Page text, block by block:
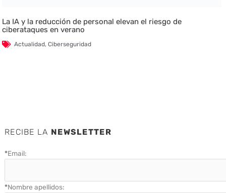
La IA y la reducción de personal elevan el riesgo de
ciberataques en verano
Actualidad,Ciberseguridad
RECIBE LA NEWSLETTER
*Email:
*Nombre apellidos: